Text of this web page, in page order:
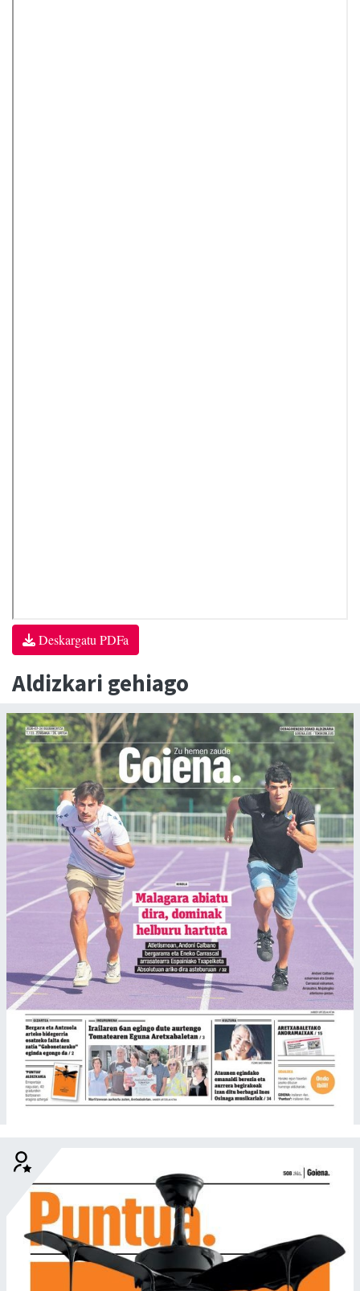
Deskargatu PDFa
Aldizkari gehiago